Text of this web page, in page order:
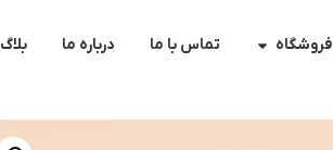
فروشگاه تماس با ما درباره ما بلاگ